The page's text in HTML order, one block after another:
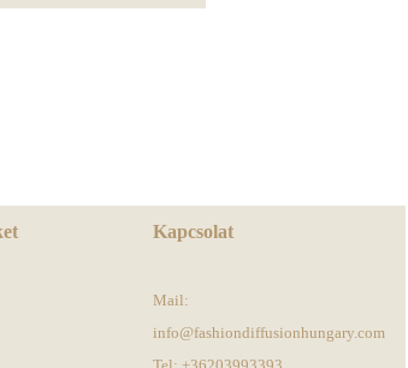
Kapcsolat
Mail:
info@fashiondiffusionhungary.com